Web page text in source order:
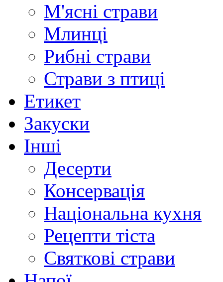
М'ясні страви
Млинці
Рибні страви
Страви з птиці
Етикет
Закуски
Інші
Десерти
Консервація
Національна кухня
Рецепти тіста
Святкові страви